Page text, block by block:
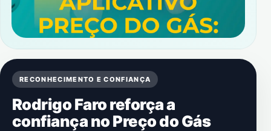
RECONHECIMENTO E CONFIANÇA
Rodrigo Faro reforça a
confiança no Preço do Gás